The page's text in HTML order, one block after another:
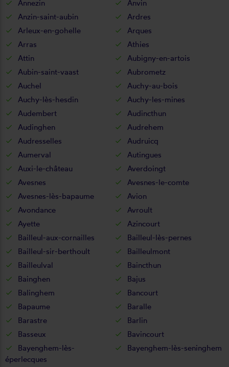
Annezin
Anvin
Anzin-saint-aubin
Ardres
Arleux-en-gohelle
Arques
Arras
Athies
Attin
Aubigny-en-artois
Aubin-saint-vaast
Aubrometz
Auchel
Auchy-au-bois
Auchy-lès-hesdin
Auchy-les-mines
Audembert
Audincthun
Audinghen
Audrehem
Audresselles
Audruicq
Aumerval
Autingues
Auxi-le-château
Averdoingt
Avesnes
Avesnes-le-comte
Avesnes-lès-bapaume
Avion
Avondance
Avroult
Ayette
Azincourt
Bailleul-aux-cornailles
Bailleul-lès-pernes
Bailleul-sir-berthoult
Bailleulmont
Bailleulval
Baincthun
Bainghen
Bajus
Balinghem
Bancourt
Bapaume
Baralle
Barastre
Barlin
Basseux
Bavincourt
Bayenghem-lès-
éperlecques
Bayenghem-lès-seninghem